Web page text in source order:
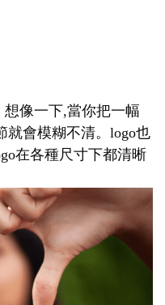
像一下,當你把一幅
就會模糊不清。logo也
在各種尺寸下都清晰